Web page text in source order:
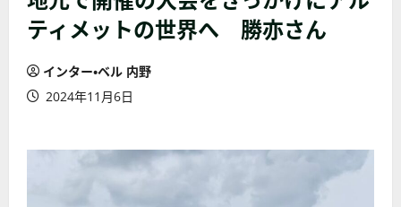
リ
ー
ニ
ュ
ティメットの世界へ 勝亦さん
インター・ベル 内野
2024年11月6日